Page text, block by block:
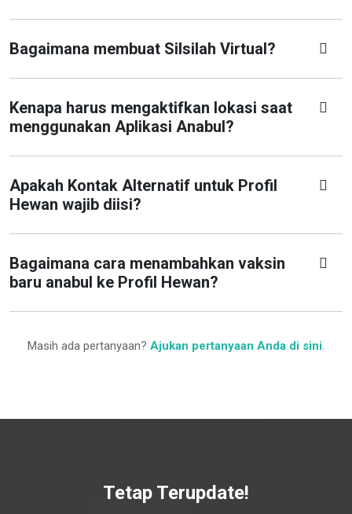
Bagaimana membuat Silsilah Virtual?
Kenapa harus mengaktifkan lokasi saat
menggunakan Aplikasi Anabul?
Apakah Kontak Alternatif untuk Profil
Hewan wajib diisi?
Bagaimana cara menambahkan vaksin
baru anabul ke Profil Hewan?
Masih ada pertanyaan? Ajukan pertanyaan Anda di sini.
Tetap Terupdate!